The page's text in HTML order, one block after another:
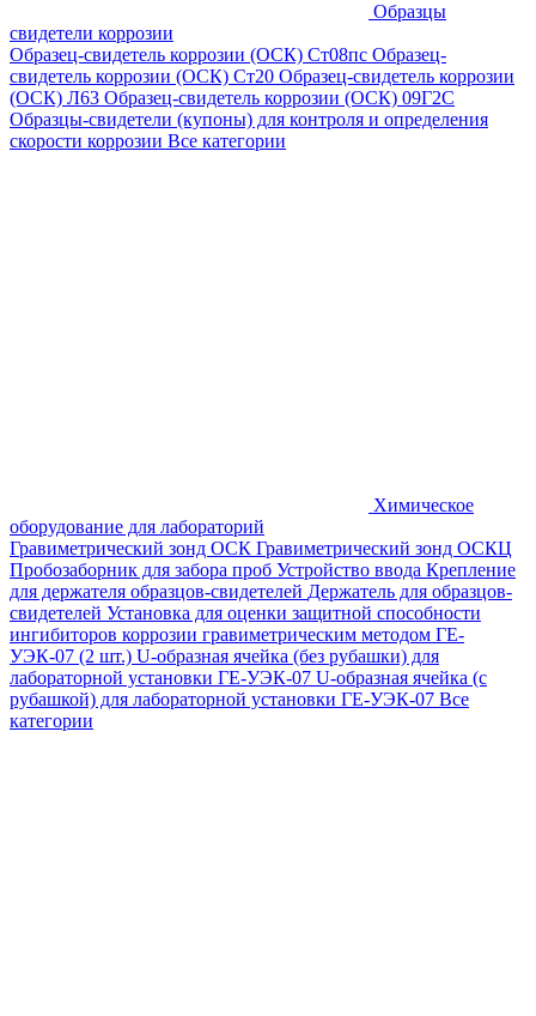
Образцы
свидетели коррозии
Образец-свидетель коррозии (ОСК) Ст08пс Образец-
свидетель коррозии (ОСК) Ст20 Образец-свидетель коррозии
(ОСК) Л63 Образец-свидетель коррозии (ОСК) 09Г2С
Образцы-свидетели (купоны) для контроля и определения
скорости коррозии Все категории
Химическое
оборудование для лабораторий
Гравиметрический зонд ОСК Гравиметрический зонд ОСКЦ
Пробозаборник для забора проб Устройство ввода Крепление
для держателя образцов-свидетелей Держатель для образцов-
свидетелей Установка для оценки защитной способности
ингибиторов коррозии гравиметрическим методом ГЕ-
УЭК-07 (2 шт.) U-образная ячейка (без рубашки) для
лабораторной установки ГЕ-УЭК-07 U-образная ячейка (с
рубашкой) для лабораторной установки ГЕ-УЭК-07 Все
категории